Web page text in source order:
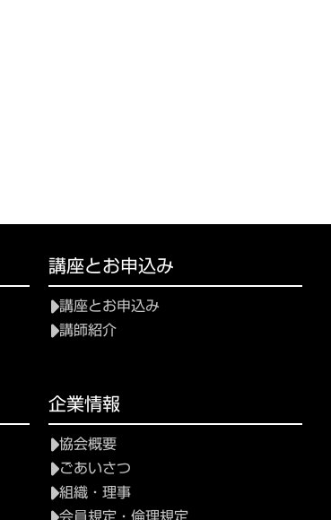
講座とお申込み
講座とお申込み
講師紹介
企業情報
協会概要
ごあいさつ
組織・理事